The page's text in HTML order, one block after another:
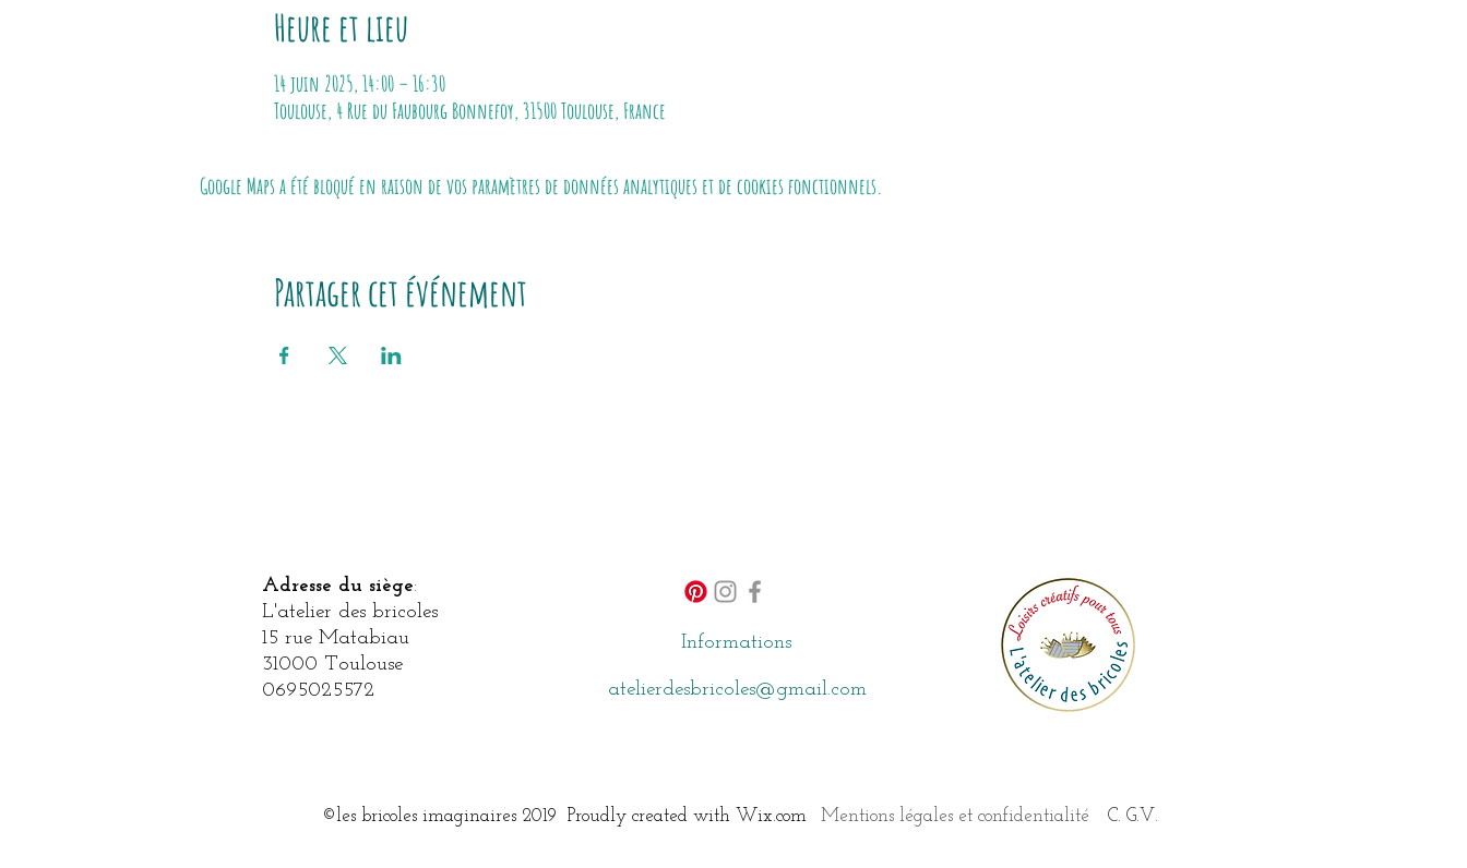
Heure et lieu
14 juin 2025, 14:00 – 16:30
Toulouse, 4 Rue du Faubourg Bonnefoy, 31500 Toulouse, France
Google Maps a été bloqué en raison de vos paramètres de données analytiques et de cookies fonctionnels.
Partager cet événement
Adresse du siège​:
L'atelier des bricoles
15 rue Matabiau
31000 Toulouse
0695025572
Informations
atelierdesbricoles@gmail.com
©les bricoles imaginaires 2019 Proudly created with Wix.com Mentions légales et confidentialité C. G.V.